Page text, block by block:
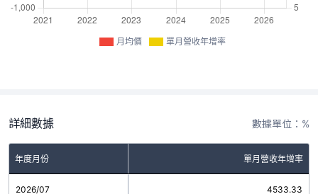
月均價 單月營收年增率
詳細數據 數據單位：%
年度月份 單月營收年增率
2026/07 4533.33